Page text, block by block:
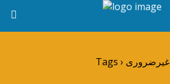
Tags › غیرضروری